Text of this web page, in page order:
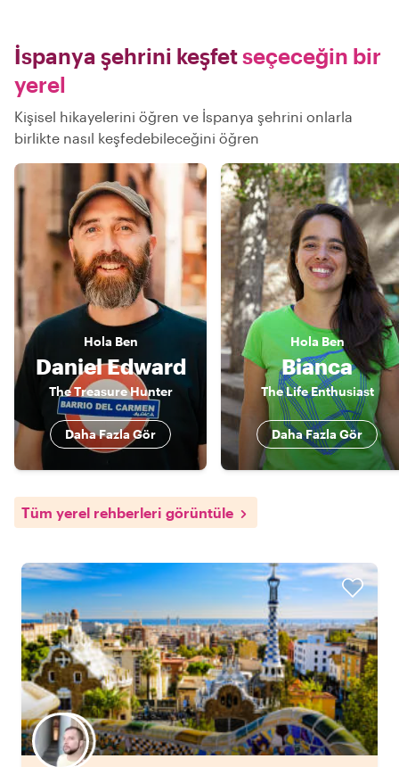
İspanya şehrini keşfetseçeceğin bir
yerel
Kişisel hikayelerini öğren ve İspanya şehrini onlarla
birlikte nasıl keşfedebileceğini öğren
Hola Ben
Daniel Edward
The Treasure Hunter
Daha Fazla Gör
Hola Ben
Bianca
The Life Enthusiast
Daha Fazla Gör
Tüm yerel rehberleri görüntüle
Favori yerel rehberini seç